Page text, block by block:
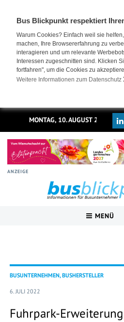
Bus Blickpunkt respektiert
Warum Cookies? Einfach weil sie
machen, Ihre Browsererfahrung zu
interagieren und um relevante
Interessen zugeschnitten sind. Klicken
fortfahren", um die Cookies zu
Weitere Informationen zum Datenschutz
MONTAG, 10. AUGUST 2026
ANZEIGE
MENÜ
BUSUNTERNEHMEN, BUSHERSTELLER
6. JULI 2022
Fuhrpark-